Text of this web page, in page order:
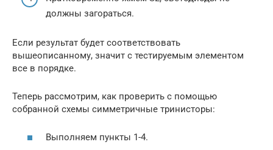
должны загораться.
Если результат будет соответствовать
вышеописанному, значит с тестируемым элементом
все в порядке.
Теперь рассмотрим, как проверить с помощью
собранной схемы симметричные тринисторы:
Выполняем пункты 1-4.